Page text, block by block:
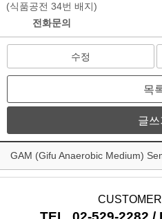
(식품공전 34번 배지)
전화문의
수정
목
글쓰
GAM (Gifu Anaerobic Medium)